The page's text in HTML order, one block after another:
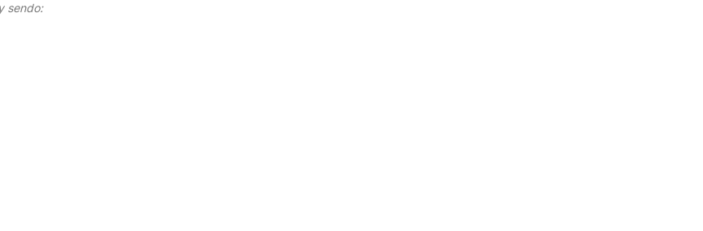
sendo: